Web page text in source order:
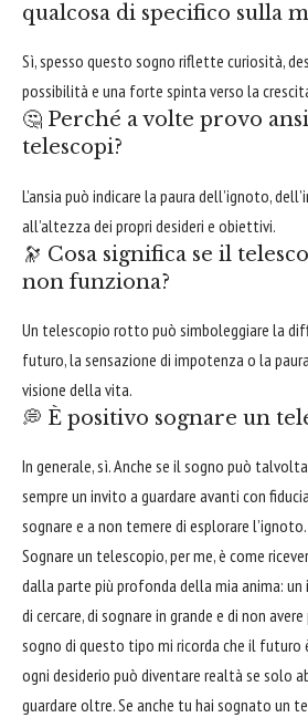
qualcosa di specifico sulla
Sì, spesso questo sogno riflette curiosità,
possibilità e una forte spinta verso la
🤔 Perché a volte provo
telescopi?
L’ansia può indicare la paura dell’ignoto,
all’altezza dei propri desideri e obiettivi.
🔭 Cosa significa se il
non funziona?
Un telescopio rotto può simboleggiare la
futuro, la sensazione di impotenza o la
visione della vita.
💭 È positivo sognare un
In generale, sì. Anche se il sogno può
sempre un invito a guardare avanti con
sognare e a non temere di esplorare l’ignoto.
Sognare un telescopio, per me, è come
dalla parte più profonda della mia anima:
di cercare, di sognare in grande e di non
sogno di questo tipo mi ricorda che il futuro
ogni desiderio può diventare realtà se solo
guardare oltre. Se anche tu hai sognato un